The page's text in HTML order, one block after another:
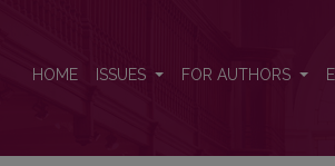
HOME ISSUES FOR AUTHORS